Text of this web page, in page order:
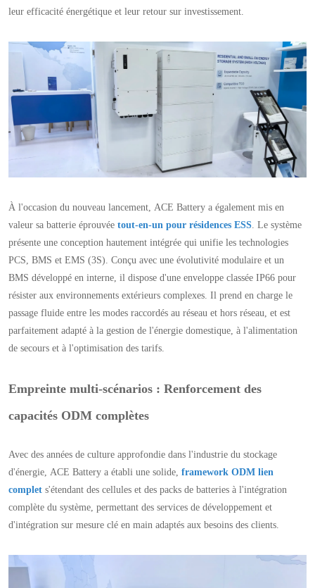
leur efficacité énergétique et leur retour sur investissement.
À l'occasion du nouveau lancement, ACE Battery a également mis en
valeur sa batterie éprouvée tout-en-un pour résidences ESS . Le système
présente une conception hautement intégrée qui unifie les technologies
PCS, BMS et EMS (3S). Conçu avec une évolutivité modulaire et un
BMS développé en interne, il dispose d'une enveloppe classée IP66 pour
résister aux environnements extérieurs complexes. Il prend en charge le
passage fluide entre les modes raccordés au réseau et hors réseau, et est
parfaitement adapté à la gestion de l'énergie domestique, à l'alimentation
de secours et à l'optimisation des tarifs.
Empreinte multi-scénarios : Renforcement des
capacités ODM complètes
Avec des années de culture approfondie dans l'industrie du stockage
d'énergie, ACE Battery a établi une solide, framework ODM lien
complet s'étendant des cellules et des packs de batteries à l'intégration
complète du système, permettant des services de développement et
d'intégration sur mesure clé en main adaptés aux besoins des clients.